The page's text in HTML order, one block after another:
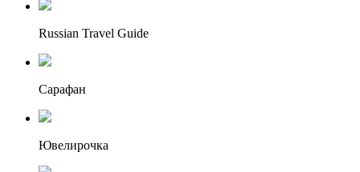
Russian Travel Guide
Сарафан
Ювелирочка